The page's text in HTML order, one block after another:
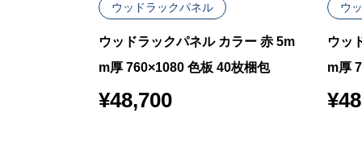
ウッドラックパネル
ウッドラックパネル カラー 赤 5m
m厚 760×1080 色板 40枚梱包
¥48,700
ウ
ウッ
m厚
¥